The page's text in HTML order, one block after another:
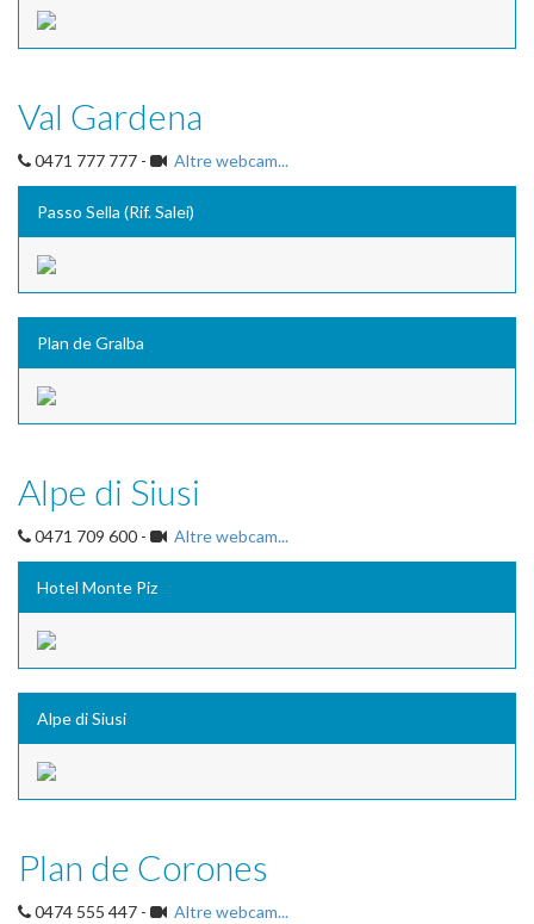
Val Gardena
0471 777 777 - Altre webcam...
Passo Sella (Rif. Salei)
Plan de Gralba
Alpe di Siusi
0471 709 600 - Altre webcam...
Hotel Monte Piz
Alpe di Siusi
Plan de Corones
0474 555 447 - Altre webcam...